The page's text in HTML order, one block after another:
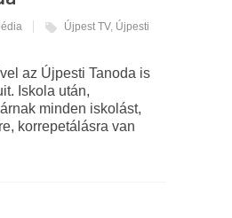
Újpest TV, Újpesti
az Újpesti Tanoda is
Iskola után,
minden iskolást,
korrepetálásra van